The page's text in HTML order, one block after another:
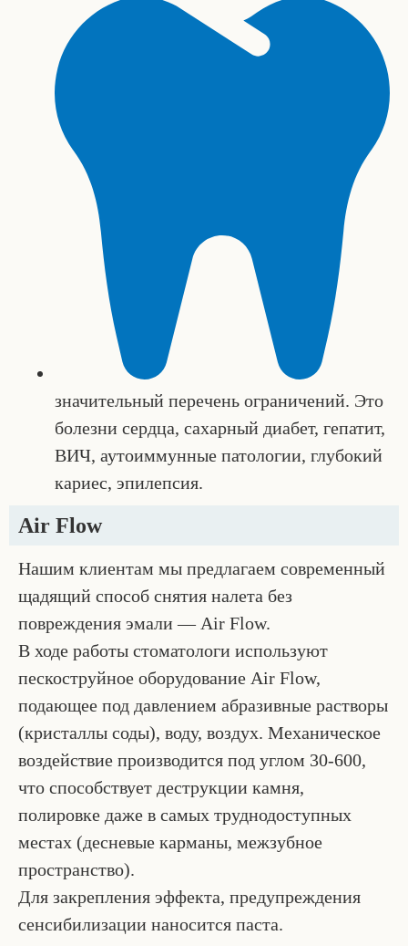
значительный перечень ограничений. Это
болезни сердца, сахарный диабет, гепатит,
ВИЧ, аутоиммунные патологии, глубокий
кариес, эпилепсия.
Air Flow
Нашим клиентам мы предлагаем современный
щадящий способ снятия налета без
повреждения эмали — Air Flow.
В ходе работы стоматологи используют
пескоструйное оборудование Air Flow,
подающее под давлением абразивные растворы
(кристаллы соды), воду, воздух. Механическое
воздействие производится под углом 30-600,
что способствует деструкции камня,
полировке даже в самых труднодоступных
местах (десневые карманы, межзубное
пространство).
Для закрепления эффекта, предупреждения
сенсибилизации наносится паста.